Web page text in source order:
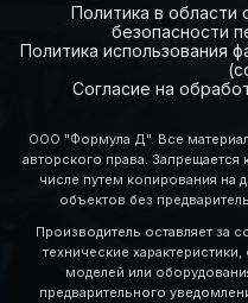
Политика в области
безопасности
Политика использования
Согласие на
ООО "Формула Д". Все
авторского права.
числе путем копирования на
объектов без
Производитель оставляет за
технические
моделей или
предварительного